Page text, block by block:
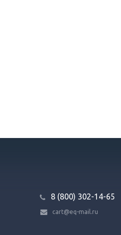
8 (800) 302-14-65
cart@eq-mail.ru